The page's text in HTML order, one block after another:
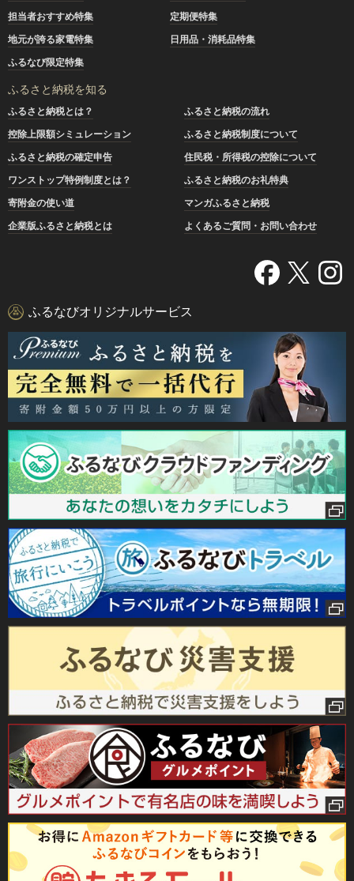
担当者おすすめ特集
定期便特集
地元が誇る家電特集
日用品・消耗品特集
ふるなび限定特集
ふるさと納税を知る
ふるさと納税とは？
ふるさと納税の流れ
控除上限額シミュレーション
ふるさと納税制度について
ふるさと納税の確定申告
住民税・所得税の控除について
ワンストップ特例制度とは？
ふるさと納税のお礼特典
寄附金の使い道
マンガふるさと納税
企業版ふるさと納税とは
よくあるご質問・お問い合わせ
ふるなびオリジナルサービス